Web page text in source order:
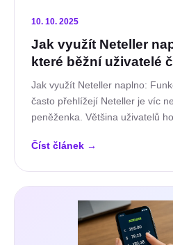
10. 10. 2025
Jak využít Neteller
které běžní uživatelé
Jak využít Neteller naplno:
často přehlížejí Neteller je víc
peněženka. Většina uživatelů
Číst článek →